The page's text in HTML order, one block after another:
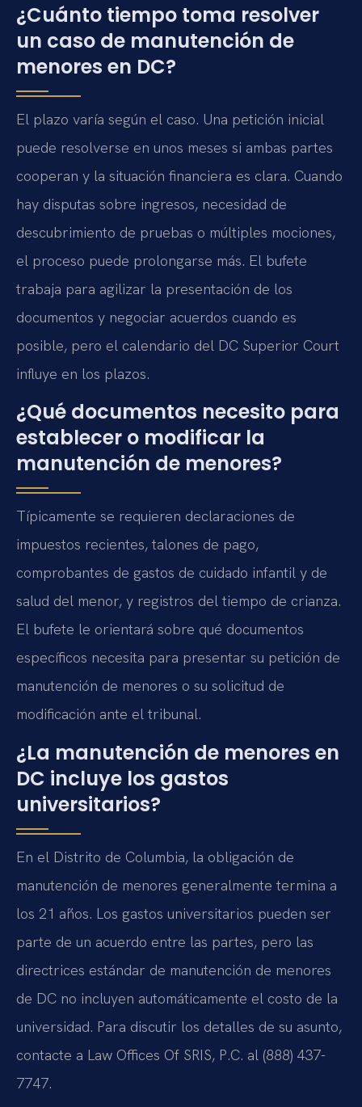
¿Cuánto tiempo toma resolver
un caso de manutención de
menores en DC?
El plazo varía según el caso. Una petición inicial
puede resolverse en unos meses si ambas partes
cooperan y la situación financiera es clara. Cuando
hay disputas sobre ingresos, necesidad de
descubrimiento de pruebas o múltiples mociones,
el proceso puede prolongarse más. El bufete
trabaja para agilizar la presentación de los
documentos y negociar acuerdos cuando es
posible, pero el calendario del DC Superior Court
influye en los plazos.
¿Qué documentos necesito para
establecer o modificar la
manutención de menores?
Típicamente se requieren declaraciones de
impuestos recientes, talones de pago,
comprobantes de gastos de cuidado infantil y de
salud del menor, y registros del tiempo de crianza.
El bufete le orientará sobre qué documentos
específicos necesita para presentar su petición de
manutención de menores o su solicitud de
modificación ante el tribunal.
¿La manutención de menores en
DC incluye los gastos
universitarios?
En el Distrito de Columbia, la obligación de
manutención de menores generalmente termina a
los 21 años. Los gastos universitarios pueden ser
parte de un acuerdo entre las partes, pero las
directrices estándar de manutención de menores
de DC no incluyen automáticamente el costo de la
universidad. Para discutir los detalles de su asunto,
contacte a Law Offices Of SRIS, P.C. al (888) 437-
7747.